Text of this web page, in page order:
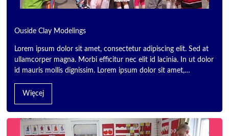
Ouside Clay Modelings
Lorem ipsum dolor sit amet, consectetur adipiscing elit. Sed at
ullamcorper magna. Morbi efficitur nec elit id lacinia. In ut dolor
id mauris mollis dignissim. Lorem ipsum dolor sit amet,…
Więcej